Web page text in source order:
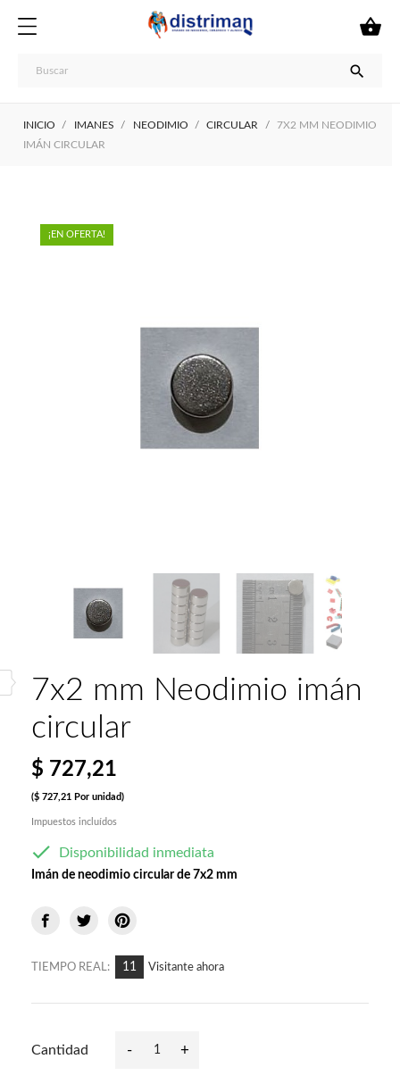


INICIO IMANES NEODIMIO CIRCULAR
7X2 MM NEODIMIO
IMÁN CIRCULAR
¡EN OFERTA!
7x2 mm Neodimio imán
circular
$ 727,21
($ 727,21 Por unidad)
Impuestos incluídos
 Disponibilidad inmediata
Imán de neodimio circular de 7x2 mm
TIEMPO REAL: 11 Visitante ahora
Cantidad - +